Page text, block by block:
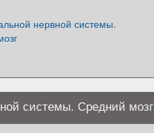
нервной системы.
системы. Средний мозг